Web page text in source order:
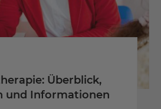
Überblick,
und Informationen